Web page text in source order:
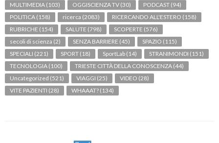
MULTIMEDIA (103) OGGISCIENZA TV (30) PODCAST (94)
POLITICA (158) ricerca (2083) RICERCANDO ALL'ESTERO (158)
RUBRICHE (154) SALUTE (798) SCOPERTE (576)
secoli di scienza (2) SENZA BARRIERE (45) SPAZIO (115)
SPECIALI (221) SPORT (18) SportLab (14) STRANIMONDI (151)
TECNOLOGIA (100) TRIESTE CITTÀ DELLA CONOSCENZA (44)
Uncategorized (521) VIAGGI (25) VIDEO (28)
VITE PAZIENTI (28) WHAAAT? (134)